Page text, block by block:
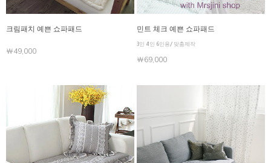
크림패치 예쁜 쇼파패드
￦49,000
민트 체크 예쁜 쇼파패드
3인 4인 6인용/ 맞춤제작
￦69,000